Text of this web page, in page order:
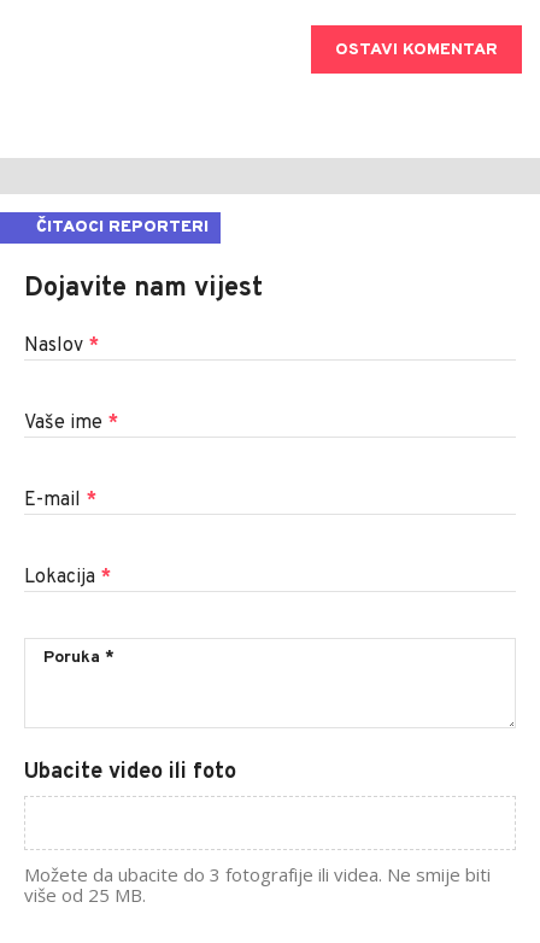
OSTAVI KOMENTAR
ČITAOCI REPORTERI
Dojavite nam vijest
Naslov *
Vaše ime *
E-mail *
Lokacija *
Ubacite video ili foto
Možete da ubacite do 3 fotografije ili videa. Ne smije biti
više od 25 MB.